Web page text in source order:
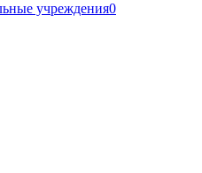
учреждения0